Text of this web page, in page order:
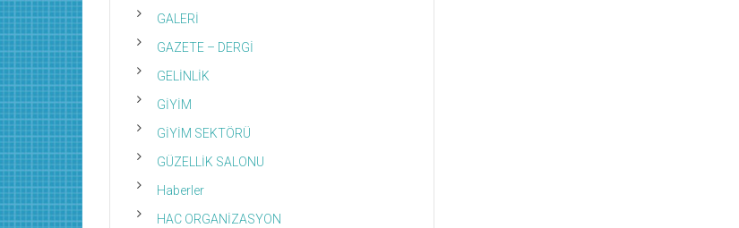
GALERİ
GAZETE – DERGİ
GELİNLİK
GİYİM
GİYİM SEKTÖRÜ
GÜZELLİK SALONU
Haberler
HAC ORGANİZASYON